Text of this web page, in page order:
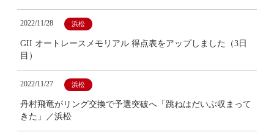
2022/11/28 浜松
GII オートレースメモリアル 得点表をアップしました（3日
目）
2022/11/27 浜松
丹村飛竜がリング交換で予選突破へ「跳ねはだいぶ収まって
きた」／浜松